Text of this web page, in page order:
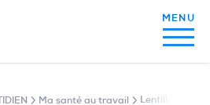
Ma santé au travail Lentilles de